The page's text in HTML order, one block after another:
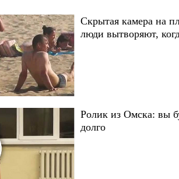
Скрытая камера на
люди вытворяют,
Ролик из Омска: вы
долго